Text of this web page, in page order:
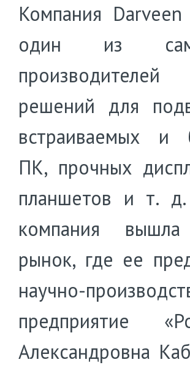
Компания
один из
решений для
встраиваемых и
ПК, прочных
планшетов и т.
компания
рынок, где ее
научно-
предприятие
Александровна